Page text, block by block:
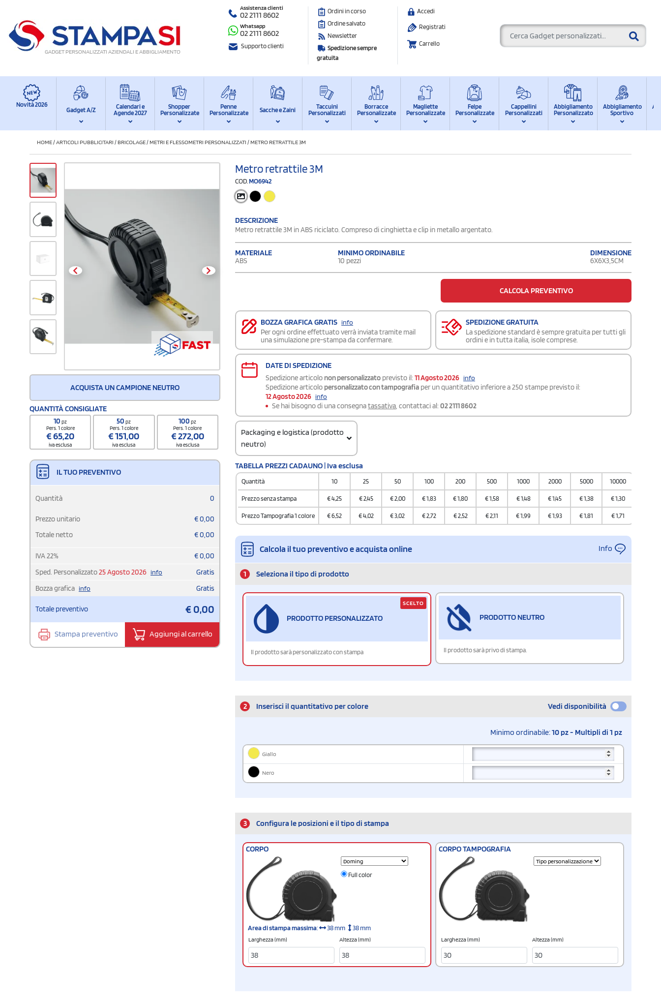
GADGET PERSONALIZZATI AZIENDALI E ABBIGLIAMENTO
Assistenza clienti
02 2111 8602
Whatsapp
02 2111 8602
Supporto clienti
Ordini in corso
Ordine salvato
Newsletter
Spedizione sempre
gratuita
Accedi
Registrati
Carrello
Novità 2026
Gadget A/Z
Calendari e
Agende 2027
Shopper
Personalizzate
Penne
Personalizzate
Sacche e Zaini
Taccuini
Personalizzati
Borracce
Personalizzate
Magliette
Personalizzate
Felpe
Personalizzate
Cappellini
Personalizzati
Abbigliamento
Personalizzato
Abbigliamento
Sportivo
HOME/ARTICOLI PUBBLICITARI /BRICOLAGE/METRI E FLESSOMETRI PERSONALIZZATI /METRO RETRATTILE 3M
ACQUISTA UN CAMPIONE NEUTRO
QUANTITÀ CONSIGLIATE
10pz
Pers. 1 colore
€65,20
iva esclusa
50pz
Pers. 1 colore
€151,00
iva esclusa
100pz
Pers. 1 colore
€272,00
iva esclusa
IL TUO PREVENTIVO
Quantità 0
Prezzo unitario €0,00
Totale netto
€0,00
IVA22% €0,00
Sped. Personalizzato25 Agosto 2026 info
Gratis
Bozza grafica info Gratis
Totale preventivo €0,00
Stampa preventivo Aggiungi al carrello
Metro retrattile 3M
COD. MO6942
DESCRIZIONE
Metro retrattile 3M in ABS riciclato. Compreso di cinghietta e clip in metallo argentato.
MATERIALE
ABS
MINIMO ORDINABILE
10 pezzi
DIMENSIONE
6X6X3,5CM
CALCOLA PREVENTIVO
BOZZA GRAFICA GRATIS info
Per ogni ordine effettuato verrà inviata tramite mail
una simulazione pre-stampa da confermare.
SPEDIZIONE GRATUITA
La spedizione standard è sempre gratuita per tutti gli
ordini e in tutta italia, isole comprese.
DATE DI SPEDIZIONE
Spedizione articolo non personalizzato previsto il: 11 Agosto 2026 info
Spedizione articolo personalizzato con tampografia per un quantitativo inferiore a 250 stampe previsto il:
12 Agosto 2026 info
Se hai bisogno di una consegnatassativa , contattaci al: 02 2111 8602
Packaging e logistica (prodotto
neutro)
9017 8010
Quantità per scatola
100
TABELLA PREZZI CADAUNO | Iva esclusa
Quantità 10 25 50 100 200 500 1000 2000 5000 10000
Prezzo senza stampa €4,25 €2,45 €2,00 €1,83 €1,80 €1,58 €1,48 €1,45 €1,38 €1,30
Prezzo Tampografia 1 colore €6,52 €4,02 €3,02 €2,72 €2,52 €2,11 €1,99 €1,93 €1,81 €1,71
Calcola il tuo preventivo e acquista online Info
1 Seleziona il tipo di prodotto
PRODOTTO PERSONALIZZATO
Il prodotto sarà personalizzato con stampa
SCELTO
PRODOTTO NEUTRO
Il prodotto sarà privo di stampa.
2 Inserisci il quantitativo per colore Vedi disponibilità
Minimo ordinabile:10 pz - Multipli di 1 pz
Giallo
Nero
3 Configura le posizioni e il tipo di stampa
CORPO
Full color
Area di stampa massima: 38 mm 38 mm
Larghezza (mm) Altezza (mm)
CORPO TAMPOGRAFIA
Larghezza (mm) Altezza (mm)